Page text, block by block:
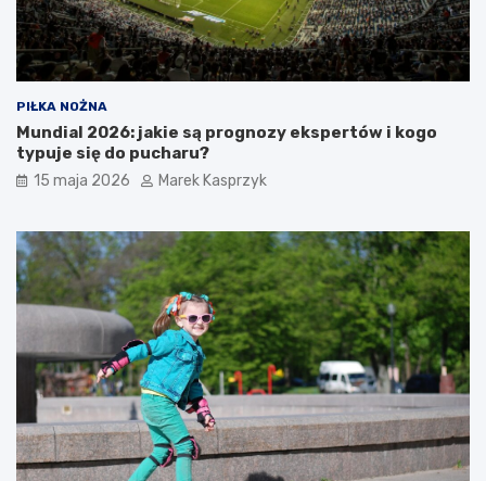
PIŁKA NOŻNA
Mundial 2026: jakie są prognozy ekspertów i kogo
typuje się do pucharu?
15 maja 2026 Marek Kasprzyk